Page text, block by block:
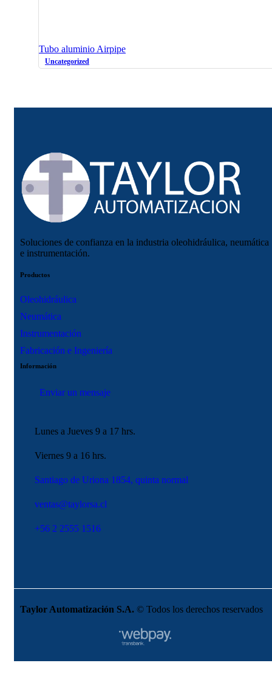
Tubo aluminio Airpipe
Uncategorized
Soluciones de confianza en la industria oleohidráulica, neumática
e instrumentación.
Productos
Oleohidráulica
Neumática
Instrumentación
Fabricación e Ingeniería
Información
Enviar un mensaje
Lunes a Jueves 9 a 17 hrs.
Viernes 9 a 16 hrs.
Santiago de Uriona 1854, quinta normal
ventas@taylorsa.cl
+56 2 2555 1516
Taylor Automatización S.A. © Todos los derechos reservados